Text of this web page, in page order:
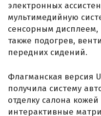
электронных
мультимедийную
сенсорным
также подогрев,
передних сидений.
Флагманская версия
получила систему
отделку салона
интерактивные